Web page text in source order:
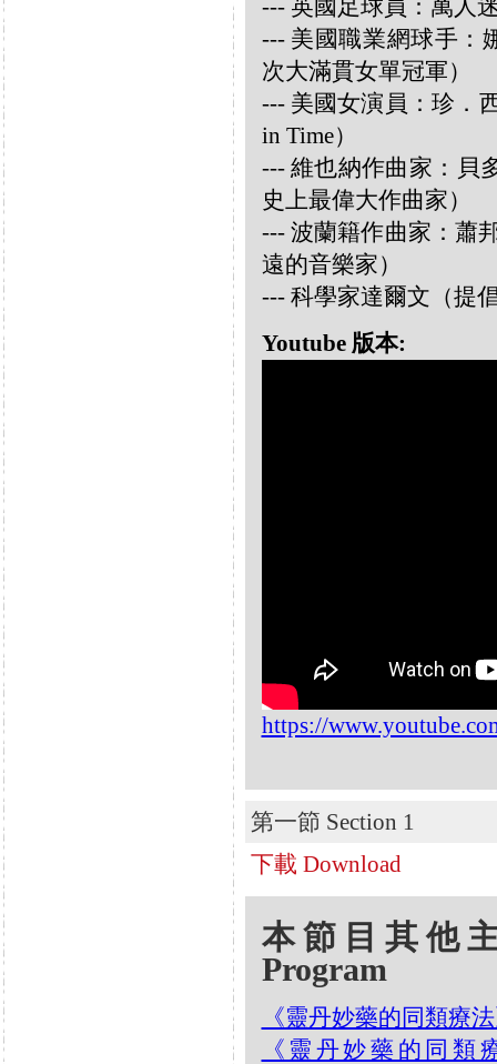
--- 英國足球員：萬人
--- 美國職業網球手：
次大滿貫女單冠軍）
--- 美國女演員：珍．
in Time）
--- 維也納作曲家：貝
史上最偉大作曲家）
--- 波蘭籍作曲家：蕭
遠的音樂家）
--- 科學家達爾文（提
Youtube 版本:
https://
第一節 Section 1
下載 Download
本節目其他
Program
《靈丹妙藥的同類療
《靈丹妙藥的同類